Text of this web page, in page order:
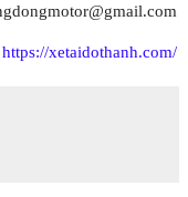
https://xetaidothanh.com/